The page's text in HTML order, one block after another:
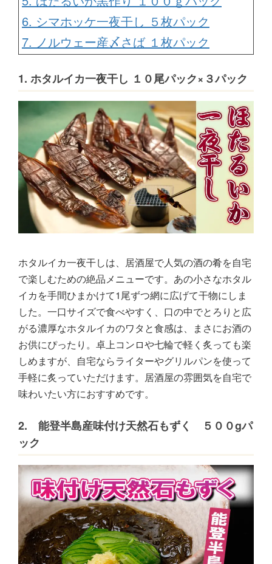
6. シマホッケ一夜干し ５枚パック
7. ノルウェー産〆さば １枚パック
1. ホタルイカ一夜干し １０尾パック×３パック
ホタルイカ一夜干しは、居酒屋で人気の酒の肴を自宅
で楽しむための絶品メニューです。あの小さなホタル
イカを手間ひまかけて1尾ずつ網に広げて干物にしま
した。一口サイズで食べやすく、口の中でとろりと広
がる濃厚なホタルイカのワタと食感は、まさにお酒の
お供にぴったり。卓上コンロや七輪で軽く炙っても楽
しめますが、自宅ならライターやグリルパンを使って
手軽に炙っていただけます。居酒屋の雰囲気を自宅で
味わいたい方におすすめです。
2. 能登半島産味付け天然石もずく ５００gパ
ック